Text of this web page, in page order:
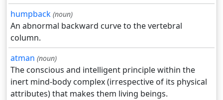
humpback (noun)
An abnormal backward curve to the vertebral
column.
atman (noun)
The conscious and intelligent principle within the
inert mind-body complex (irrespective of its physical
attributes) that makes them living beings.